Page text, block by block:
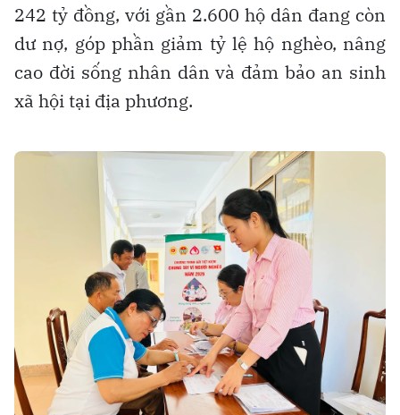
242 tỷ đồng, với gần 2.600 hộ dân đang còn
dư nợ, góp phần giảm tỷ lệ hộ nghèo, nâng
cao đời sống nhân dân và đảm bảo an sinh
xã hội tại địa phương.